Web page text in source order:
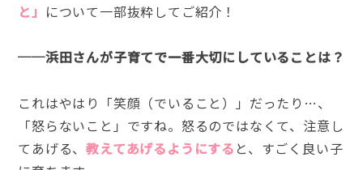
と」 について一部抜粋してご紹介！
──浜田さんが子育てで一番大切にしていることは？
これはやはり「笑顔（でいること）」だったり…、
「怒らないこと」ですね。怒るのではなくて、注意し
てあげる、教えてあげるようにする と、すごく良い子